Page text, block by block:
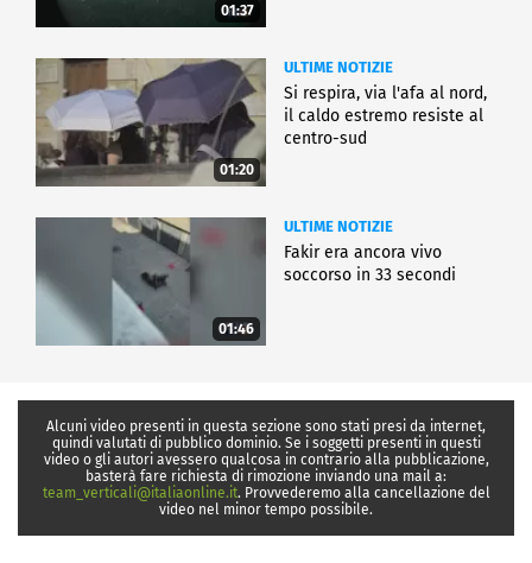
01:37
01:20
ULTIME NOTIZIE
Si respira, via l'afa al nord,
il caldo estremo resiste al
centro-sud
01:46
ULTIME NOTIZIE
Fakir era ancora vivo
soccorso in 33 secondi
Alcuni video presenti in questa sezione sono stati presi da internet,
quindi valutati di pubblico dominio. Se i soggetti presenti in questi
video o gli autori avessero qualcosa in contrario alla pubblicazione,
basterà fare richiesta di rimozione inviando una mail a:
team_verticali@italiaonline.it. Provvederemo alla cancellazione del
video nel minor tempo possibile.